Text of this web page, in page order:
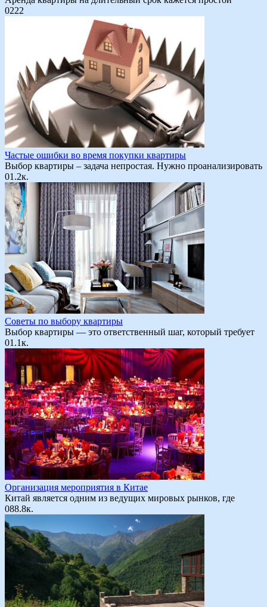
0222
Частые ошибки во время покупки квартиры
Выбор квартиры – задача непростая. Нужно проанализировать
01.2к.
Советы по выбору квартиры
Выбор квартиры — это ответственный шаг, который требует
01.1к.
Организация мероприятия в Китае
Китай является одним из ведущих мировых рынков, где
088.8к.